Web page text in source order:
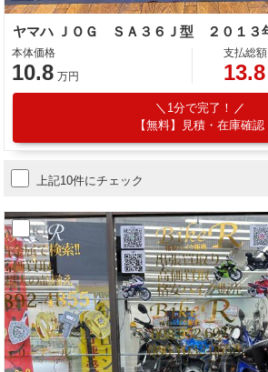
本体価格
10.8 万円
支払総額
13.8
1分で完了！
【無料】見積・在庫確認
上記10件にチェック